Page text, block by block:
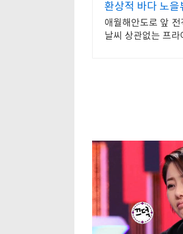
환상적 바다 노
애월해안도로 앞
날씨 상관없는 프라